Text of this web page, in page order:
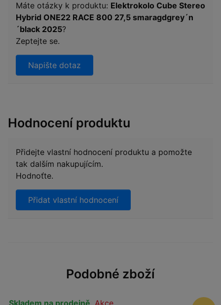
Máte otázky k produktu: Elektrokolo Cube Stereo
Hybrid ONE22 RACE 800 27,5 smaragdgrey´n
´black 2025?
Zeptejte se.
Napište dotaz
Hodnocení produktu
Přidejte vlastní hodnocení produktu a pomožte
tak dalším nakupujícím.
Hodnoťte.
Přidat vlastní hodnocení
Podobné zboží